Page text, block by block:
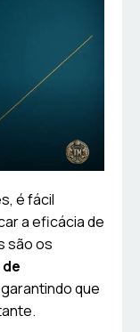
é fácil
a eficácia de
são os
que